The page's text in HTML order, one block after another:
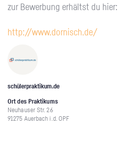
zur Bewerbung erhältst du hier:
http://www.dornisch.de/
schülerpraktikum.de
Ort des Praktikums
Neuhauser Str. 26
91275 Auerbach i.d. OPF